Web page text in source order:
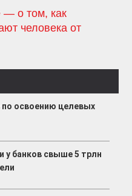
— о том, как
человека от
по освоению целевых
у банков свыше 5 трлн